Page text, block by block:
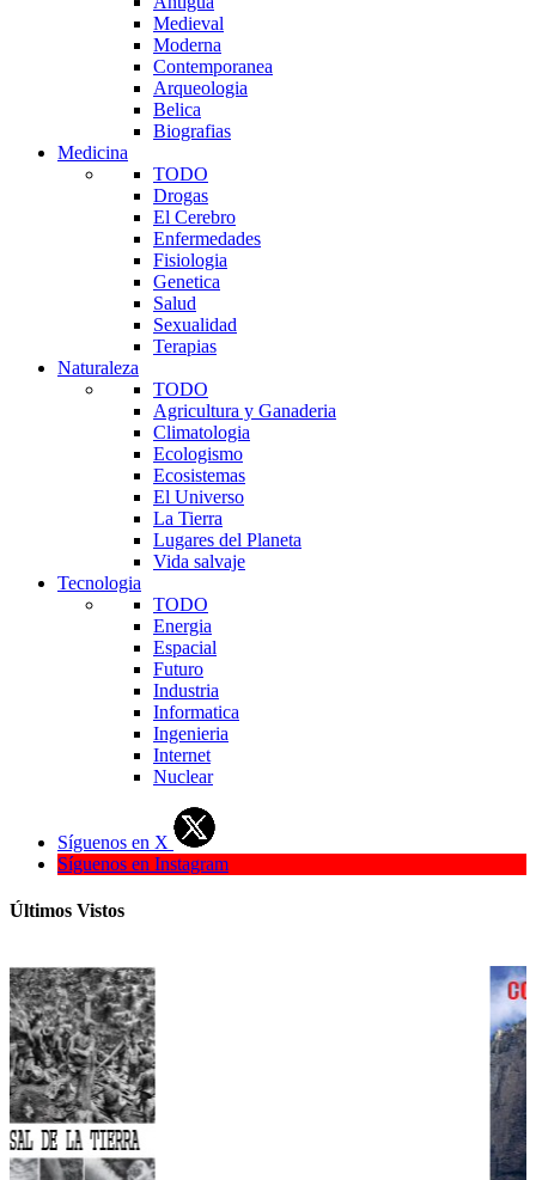
Medieval
Moderna
Contemporanea
Arqueologia
Belica
Biografias
Medicina
TODO
Drogas
El Cerebro
Enfermedades
Fisiologia
Genetica
Salud
Sexualidad
Terapias
Naturaleza
TODO
Agricultura y Ganaderia
Climatologia
Ecologismo
Ecosistemas
El Universo
La Tierra
Lugares del Planeta
Vida salvaje
Tecnologia
TODO
Energia
Espacial
Futuro
Industria
Informatica
Ingenieria
Internet
Nuclear
Síguenos en X
Síguenos en Instagram
Últimos Vistos